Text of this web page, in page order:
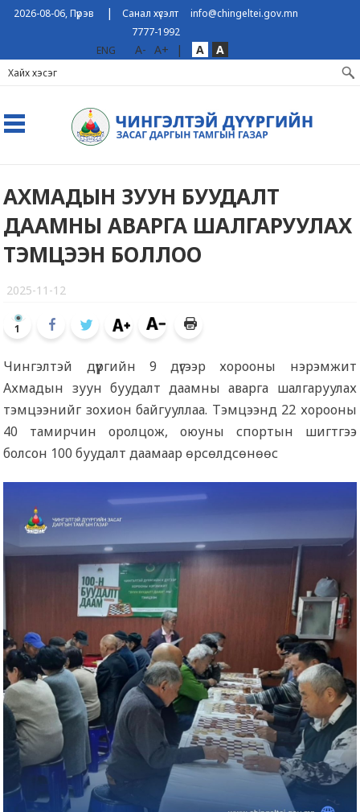
2026-08-06, Пүрэв |Санал хүсэлт
info@chingeltei.gov.mn
7777-1992
ENG
A- A+ | A A
АХМАДЫН ЗУУН БУУДАЛТ
ДААМНЫ АВАРГА ШАЛГАРУУЛАХ
ТЭМЦЭЭН БОЛЛОО
2025-11-12
1
Чингэлтэй дүүргийн 9 дүгээр хорооны нэрэмжит
Ахмадын зуун буудалт даамны аварга шалгаруулах
тэмцээнийг зохион байгууллаа. Тэмцээнд 22 хорооны
40 тамирчин оролцож, оюуны спортын шигтгээ
болсон 100 буудалт даамаар өрсөлдсөнөөс